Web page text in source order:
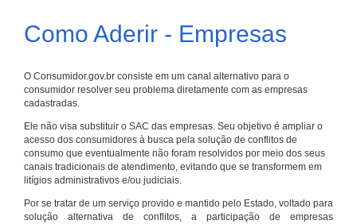
Como Aderir - Empresas
O Consumidor.gov.br consiste em um canal alternativo para o
consumidor resolver seu problema diretamente com as empresas
cadastradas.
Ele não visa substituir o SAC das empresas. Seu objetivo é ampliar o
acesso dos consumidores à busca pela solução de conflitos de
consumo que eventualmente não foram resolvidos por meio dos seus
canais tradicionais de atendimento, evitando que se transformem em
litígios administrativos e/ou judiciais.
Por se tratar de um serviço provido e mantido pelo Estado, voltado para
solução alternativa de conflitos, a participação de empresas